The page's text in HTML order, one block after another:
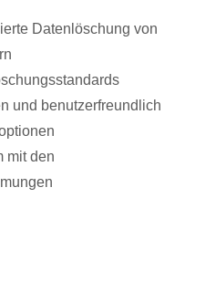
Datenlöschung von
und benutzerfreundlich
mit den